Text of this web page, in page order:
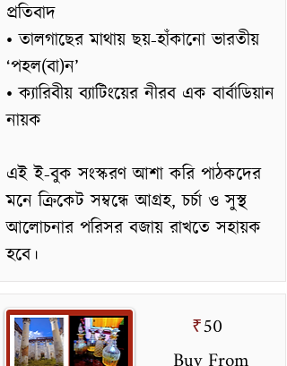
প্রতিবাদ
• তালগাছের মাথায় ছয়-হাঁকানো ভারতীয়
‘পহল(বা)ন’
• ক্যারিবীয় ব্যাটিংয়ের নীরব এক বার্বাডিয়ান
নায়ক
এই ই-বুক সংস্করণ আশা করি পাঠকদের
মনে ক্রিকেট সম্বন্ধে আগ্রহ, চর্চা ও সুস্থ
আলোচনার পরিসর বজায় রাখতে সহায়ক
হবে।
₹50